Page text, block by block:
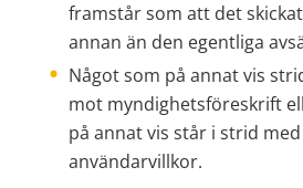
framstår som att det
annan än den egentliga
Något som på annat vis
mot myndighetsföreskrift
på annat vis står i strid med
användarvillkor.